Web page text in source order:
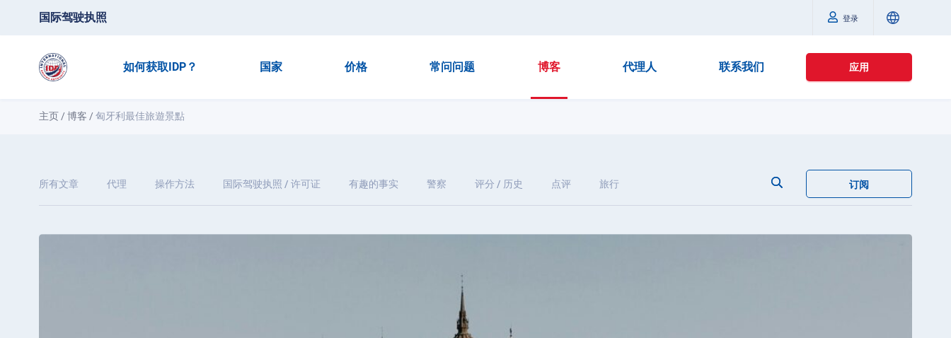
国际驾驶执照 登录
如何获取IDP？ 国家 价格 常问问题 博客 代理人 联系我们 应用
主页 /博客 /匈牙利最佳旅遊景點
所有文章 代理 操作方法 国际驾驶执照 / 许可证 有趣的事实 警察 评分 / 历史 点评 旅行 订阅